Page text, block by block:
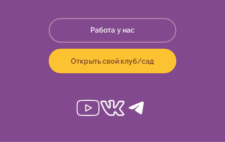
Работа у нас
Открыть свой клуб/сад